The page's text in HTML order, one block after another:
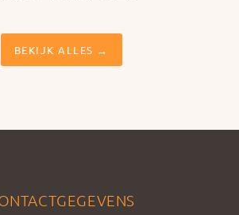
BEKIJK ALLES →